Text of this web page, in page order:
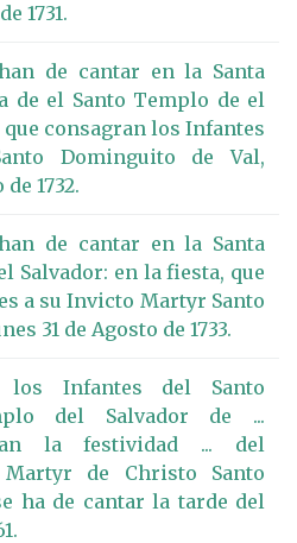
1731.
de cantar en la Santa
de el Santo Templo de el
consagran los Infantes
Dominguito de Val,
1732.
de cantar en la Santa
Salvador: en la fiesta, que
a su Invicto Martyr Santo
31 de Agosto de 1733.
los Infantes del Santo
del Salvador de ...
la festividad ... del
de Christo Santo
ha de cantar la tarde del